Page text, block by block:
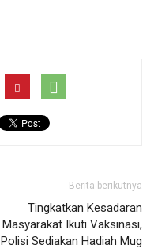
Berita berikutnya
Tingkatkan Kesadaran
Masyarakat Ikuti Vaksinasi,
Polisi Sediakan Hadiah Mug